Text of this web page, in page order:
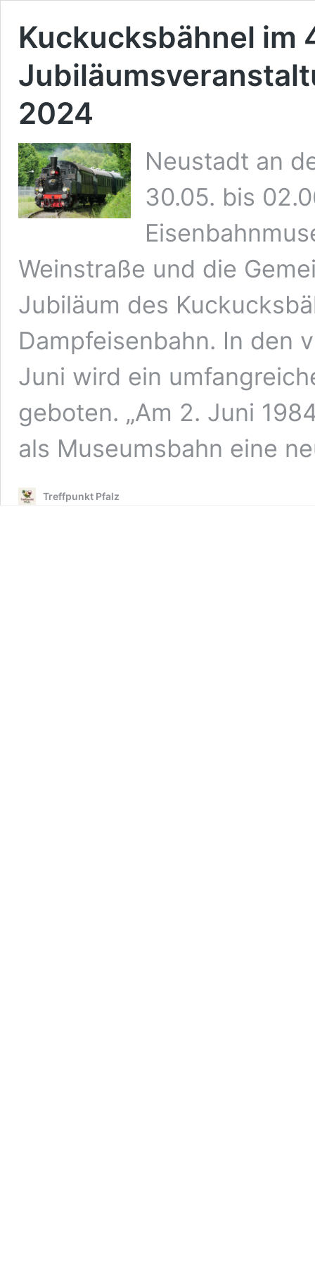
Kuckucksbähnel im
2024
Neustadt an
30.05. bis
Weinstraße und die
Jubiläum des
Dampfeisenbahn. In den
Juni wird ein
geboten. „Am 2. Juni
als Museumsbahn eine
Treffpunkt Pfalz